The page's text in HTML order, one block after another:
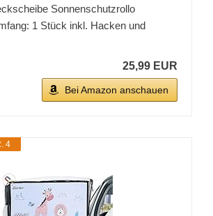
Sonnenschutzrollo
1 Stück inkl. Hacken und
25,99 EUR
Bei Amazon anschauen
4